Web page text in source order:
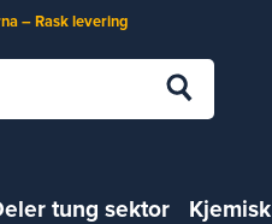
– Rask levering
tung sektor Kjemisk